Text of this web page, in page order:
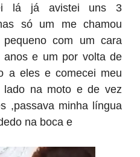
lá já avistei uns 3
só um me chamou
pequeno com um cara
anos e um por volta de
a eles e comecei meu
na moto e de vez
,passava minha língua
na boca e